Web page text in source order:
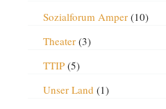
Sozialforum Amper(10)
Theater(3)
TTIP(5)
Unser Land (1)